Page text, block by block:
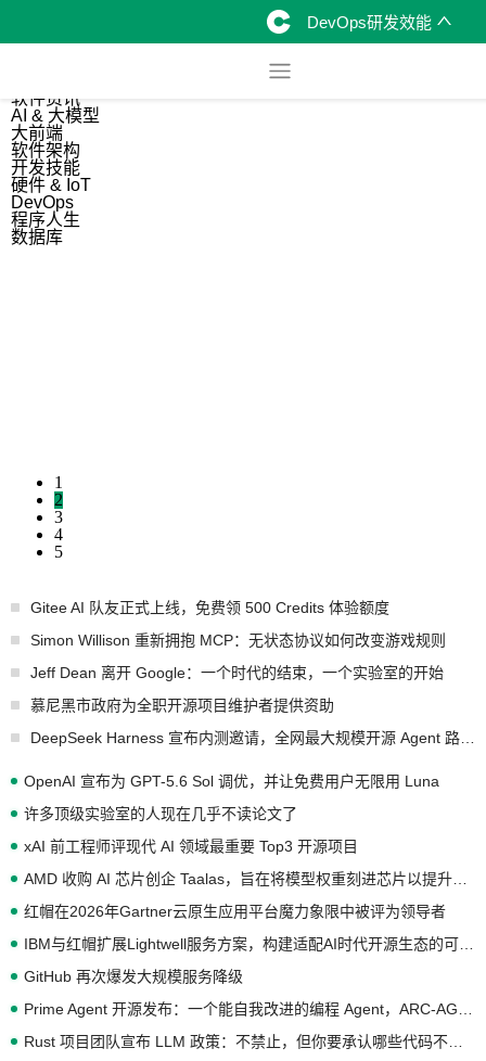
DevOps研发效能
软件资讯
AI & 大模型
大前端
软件架构
开发技能
硬件 & IoT
DevOps
程序人生
数据库
1
2
3
4
5
Gitee AI 队友正式上线，免费领 500 Credits 体验额度
Simon Willison 重新拥抱 MCP：无状态协议如何改变游戏规则
Jeff Dean 离开 Google：一个时代的结束，一个实验室的开始
慕尼黑市政府为全职开源项目维护者提供资助
OpenAI 宣布为 GPT-5.6 Sol 调优，并让免费用户无限用 Luna
许多顶级实验室的人现在几乎不读论文了
xAI 前工程师评现代 AI 领域最重要 Top3 开源项目
红帽在2026年Gartner云原生应用平台魔力象限中被评为领导者
GitHub 再次爆发大规模服务降级